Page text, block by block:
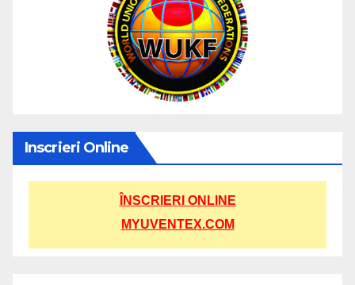
Inscrieri Online
ÎNSCRIERI ONLINE
MYUVENTEX.COM